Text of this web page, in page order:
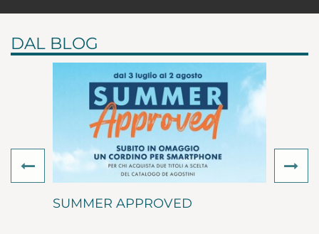
DAL BLOG
SUMMER APPROVED
Previous